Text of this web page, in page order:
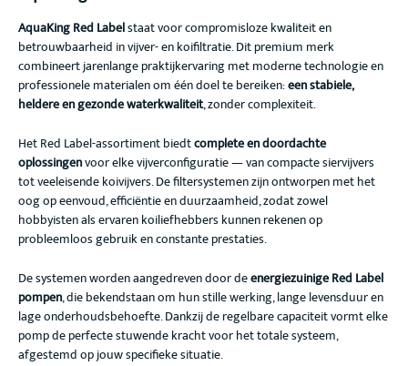
AquaKing Red Labelstaat voor compromisloze kwaliteit en
betrouwbaarheid in vijver- en koifiltratie. Dit premium merk
combineert jarenlange praktijkervaring met moderne technologie en
professionele materialen om één doel te bereiken:een stabiele,
heldere en gezonde waterkwaliteit, zonder complexiteit.
Het Red Label-assortiment biedtcomplete en doordachte
oplossingenvoor elke vijverconfiguratie — van compacte siervijvers
tot veeleisende koivijvers. De filtersystemen zijn ontworpen met het
oog op eenvoud, efficiëntie en duurzaamheid, zodat zowel
hobbyisten als ervaren koiliefhebbers kunnen rekenen op
probleemloos gebruik en constante prestaties.
De systemen worden aangedreven door deenergiezuinige Red Label
pompen, die bekendstaan om hun stille werking, lange levensduur en
lage onderhoudsbehoefte. Dankzij de regelbare capaciteit vormt elke
pomp de perfecte stuwende kracht voor het totale systeem,
afgestemd op jouw specifieke situatie.